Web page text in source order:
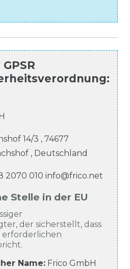
GPSR
:
14/3 , 74677
, Deutschland
2070 010 info@frico.net
Stelle in der EU
der sicherstellt, dass
erforderlichen
Name: Frico GmbH